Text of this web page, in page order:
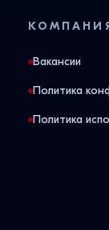
Вакансии
Политика
Политика